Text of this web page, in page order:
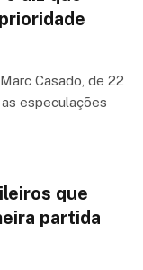
Casado, de 22
especulações
que
partida